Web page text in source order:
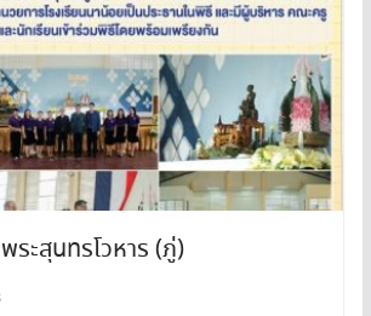
ะสุนทรโวหาร (ภู่)